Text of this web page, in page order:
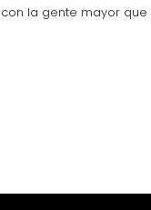
la gente mayor